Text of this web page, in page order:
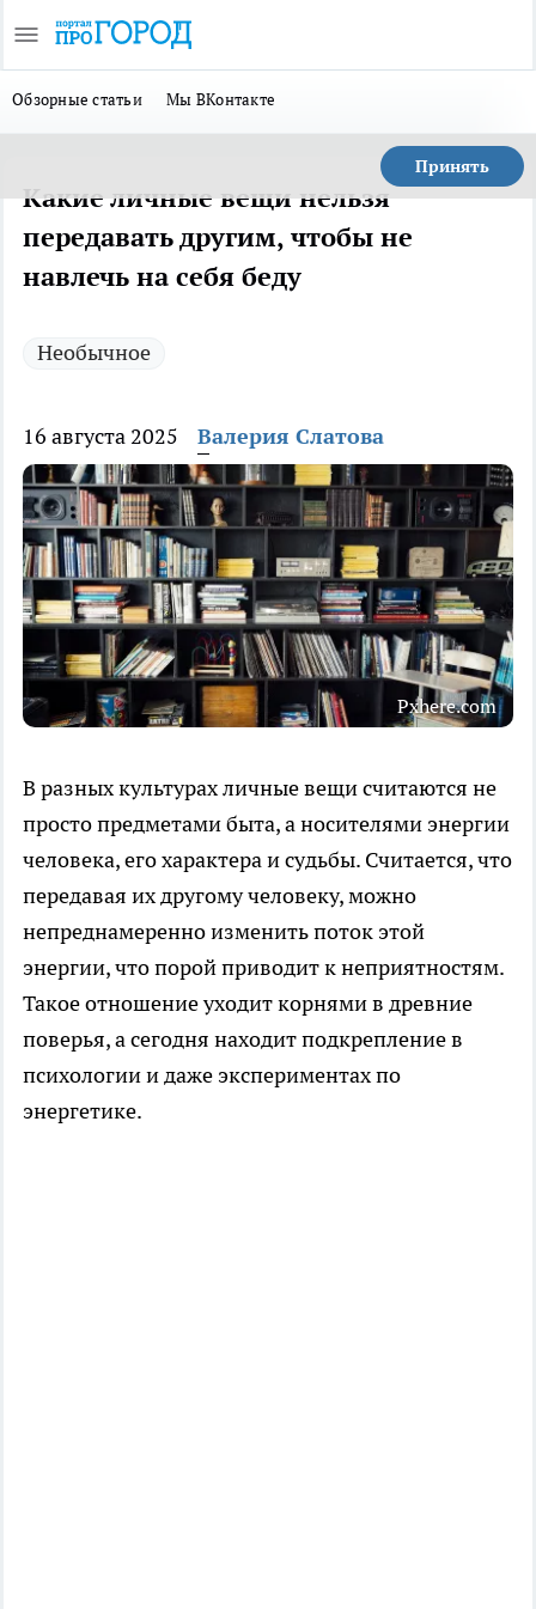
Обзорные статьи Мы ВКонтакте
Принять
Какие личные вещи нельзя
передавать другим, чтобы не
навлечь на себя беду
Необычное
16 августа 2025 Валерия Слатова
Pxhere.com
В разных культурах личные вещи считаются не
просто предметами быта, а носителями энергии
человека, его характера и судьбы. Считается, что
передавая их другому человеку, можно
непреднамеренно изменить поток этой
энергии, что порой приводит к неприятностям.
Такое отношение уходит корнями в древние
поверья, а сегодня находит подкрепление в
психологии и даже экспериментах по
энергетике.